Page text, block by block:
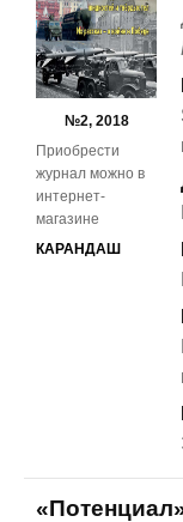
№2, 2018
Приобрести
журнал можно в
интернет-
магазине
КАРАНДАШ